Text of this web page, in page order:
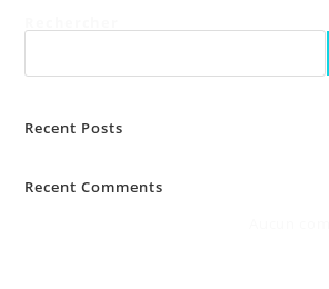
Recent Posts
Recent Comments